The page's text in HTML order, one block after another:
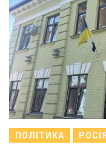
ПОЛІТИКА РОСІЯ